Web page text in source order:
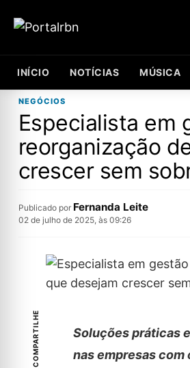
INÍCIO NOTÍCIAS MÚSICA
NEGÓCIOS
Especialista em
reorganização
crescer sem
Publicado por Fernanda Leite
02 de julho de 2025, às 09:26
COMPARTILHE
Soluções práticas
nas empresas